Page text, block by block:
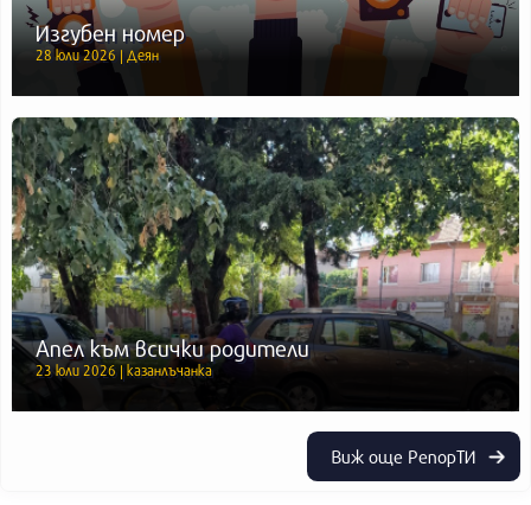
Изгубен номер
28 юли 2026 | Деян
Апел към всички родители
23 юли 2026 | казанлъчанка
Виж още РепорТИ